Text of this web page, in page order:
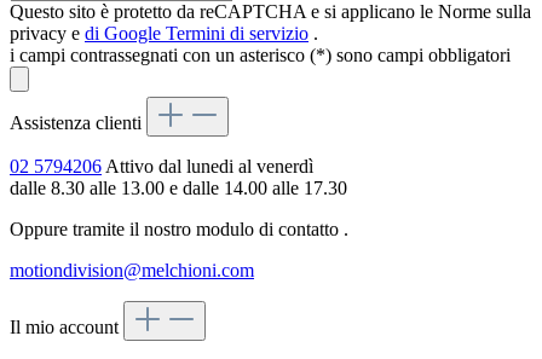
Questo sito è protetto da reCAPTCHA e si applicano le Norme sulla
privacy e di Google Termini di servizio .
i campi contrassegnati con un asterisco (*) sono campi obbligatori
Assistenza clienti
02 5794206Attivo dal lunedi al venerdì
dalle 8.30 alle 13.00 e dalle 14.00 alle 17.30
Oppure tramite il nostro modulo di contatto .
motiondivision@melchioni.com
Il mio account